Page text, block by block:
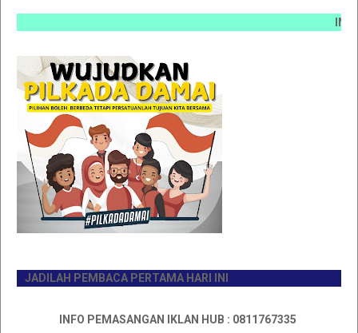
INFO
JADILAH PEMBACA PERTAMA HARI INI
INFO PEMASANGAN IKLAN HUB : 0811767335